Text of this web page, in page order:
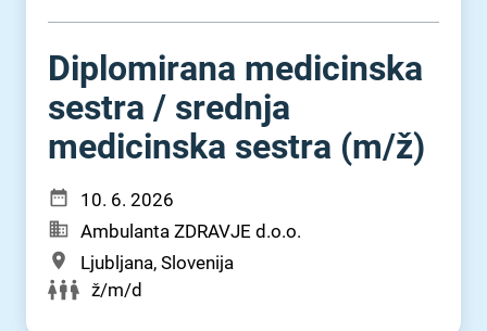
Diplomirana medicinska
sestra ⁠/⁠ srednja
medicinska sestra (m⁠/⁠ž)
10. 6. 2026
Ambulanta ZDRAVJE d.o.o.
Ljubljana, Slovenija
ž/m/d